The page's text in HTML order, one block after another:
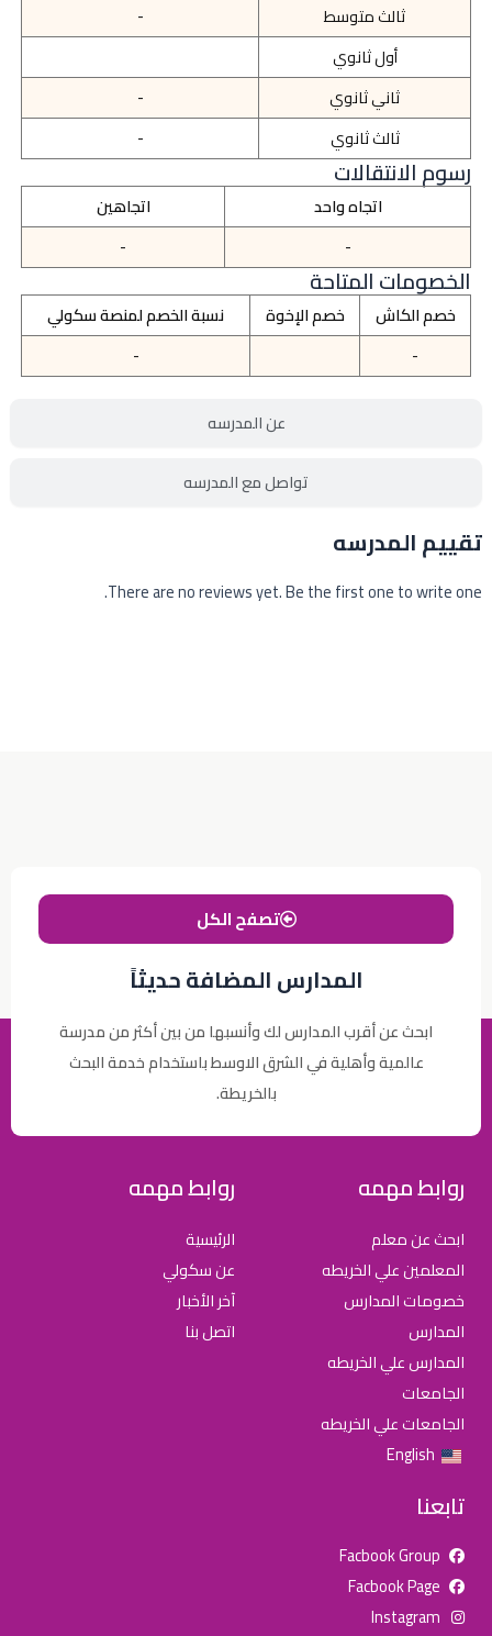
عن المدرسه
تواصل مع المدرسه
ثالث متوسط
-
أول ثانوي
ثاني ثانوي
-
ثالث ثانوي
-
رسوم الانتقالات
اتجاه واحد
اتجاهين
-
-
الخصومات المتاحة
خصم الكاش خصم الإخوة
نسبة الخصم لمنصة سكولي
-
-
تقييم المدرسه
There are no reviews yet. Be the first one to write one.
المدارس المضافة حديثاً
ابحث عن أقرب المدارس لك وأنسبها من بين أكثر من مدرسة
عالمية وأهلية في الشرق الاوسط باستخدام خدمة البحث
بالخريطة.
تصفح الكل
روابط مهمه
ابحث عن معلم
المعلمين علي الخريطه
خصومات المدارس
المدارس
المدارس علي الخريطه
الجامعات
الجامعات علي الخريطه
English
روابط مهمه
الرئيسية
عن سكولي
آخر الأخبار
اتصل بنا
تابعنا
Facbook Group
Facbook Page
Instagramللإعلان على منصة سكولي وجروب مدارس عالمية وأهلية يشرفنا